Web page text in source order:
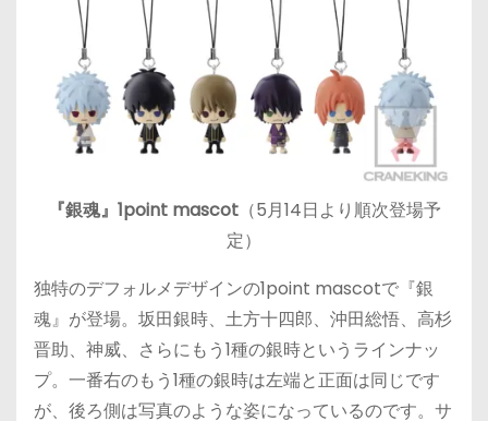
『銀魂』1point mascot（5月14日より順次登場予
定）
独特のデフォルメデザインの1point mascotで『銀
魂』が登場。坂田銀時、土方十四郎、沖田総悟、高杉
晋助、神威、さらにもう1種の銀時というラインナッ
プ。一番右のもう1種の銀時は左端と正面は同じです
が、後ろ側は写真のような姿になっているのです。サ